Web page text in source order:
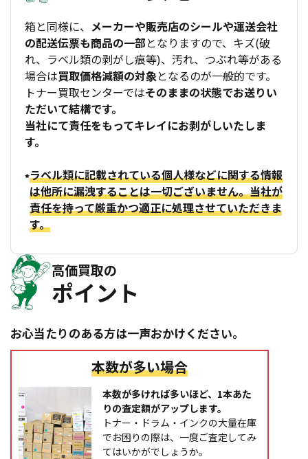
箱と同様に、 メーカーや販売店のシールや運送会社
の配送伝票も商品の一部となりますので、キズ(破
れ、ラベル類の剥がし痕等)、汚れ、つぶれ等がある
場合は買取価格減額の対象となるのが一般的です。
トナー買取センターではそのままの状態でお送りい
ただいて結構です。
当社にて責任をもってキレイにお剥がしいたしま
す。
ラベル類に記載されている個人様などに関する情報
は他所に漏洩することは一切ございません。当社が
責任を持って厳重かつ適正に処理させていただきま
す。
高価買取の
ポイント
お心当たりのある方は一声おかけください。
本数が多い場合
本数が多ければ多いほど、1本あた
りの査定額がアップします。
トナー・ドラム・インクの大量在庫
でお困りの際は、一度ご査定してみ
てはいかがでしょうか。